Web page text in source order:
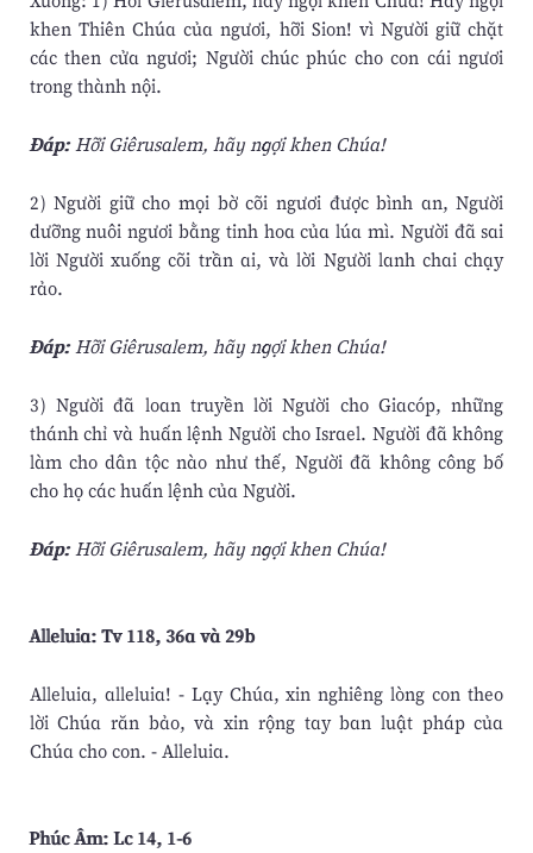
khen Thiên Chúa của ngươi, hỡi Sion! vì Người giữ chặt
các then cửa ngươi; Người chúc phúc cho con cái ngươi
trong thành nội.
Ðáp:Hỡi Giêrusalem, hãy ngợi khen Chúa!
2) Người giữ cho mọi bờ cõi ngươi được bình an, Người
dưỡng nuôi ngươi bằng tinh hoa của lúa mì. Người đã sai
lời Người xuống cõi trần ai, và lời Người lanh chai chạy
rảo.
Ðáp:Hỡi Giêrusalem, hãy ngợi khen Chúa!
3) Người đã loan truyền lời Người cho Giacóp, những
thánh chỉ và huấn lệnh Người cho Israel. Người đã không
làm cho dân tộc nào như thế, Người đã không công bố
cho họ các huấn lệnh của Người.
Ðáp:Hỡi Giêrusalem, hãy ngợi khen Chúa!
Alleluia: Tv 118, 36a và 29b
Alleluia, alleluia! - Lạy Chúa, xin nghiêng lòng con theo
lời Chúa răn bảo, và xin rộng tay ban luật pháp của
Chúa cho con. - Alleluia.
Phúc Âm: Lc 14, 1-6